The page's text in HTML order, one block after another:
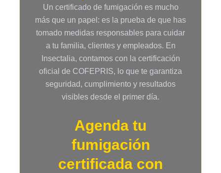
Un certificado de fumigación es mucho
más que un papel: es la prueba de que has
tomado medidas responsables para cuidar
a tu familia, clientes y empleados. En
Insectalia, contamos con la certificación
oficial de COFEPRIS, lo que te garantiza
seguridad, cumplimiento y resultados
visibles desde el primer día.
Agenda tu
fumigación
certificada con